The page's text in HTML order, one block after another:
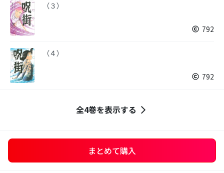
（３）
792
（４）
792
全4巻を表示する
まとめて購入